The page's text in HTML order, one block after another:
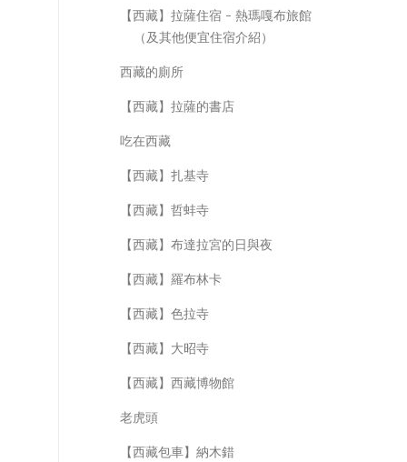
【西藏】拉薩住宿 - 熱瑪嘎布旅館
（及其他便宜住宿介紹）
西藏的廁所
【西藏】拉薩的書店
吃在西藏
【西藏】扎基寺
【西藏】哲蚌寺
【西藏】布達拉宮的日與夜
【西藏】羅布林卡
【西藏】色拉寺
【西藏】大昭寺
【西藏】西藏博物館
老虎頭
【西藏包車】納木錯